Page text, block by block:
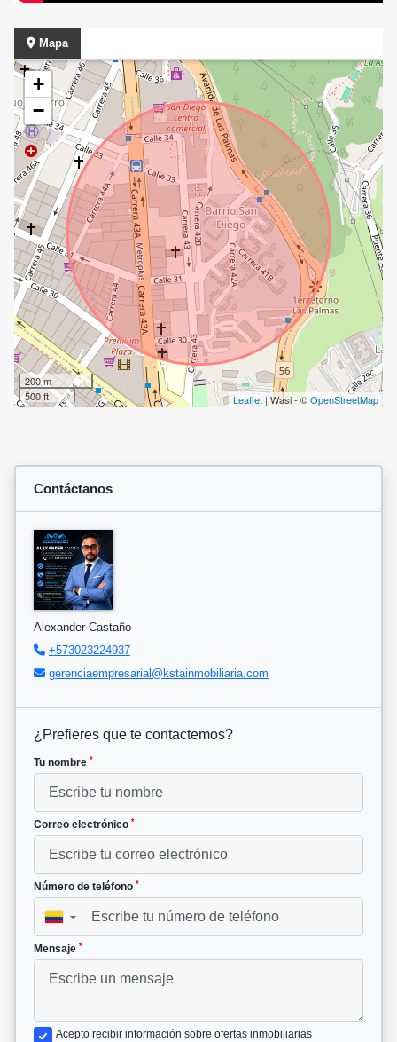
Mapa
+
−
200 m
500 ft
Leaflet | Wasi - ©OpenStreetMap
Contáctanos
Alexander Castaño
+573023224937
gerenciaempresarial@kstainmobiliaria.com
¿Prefieres que te contactemos?
Tu nombre *
Correo electrónico *
Número de teléfono *
▼
Mensaje *
Acepto recibir información sobre ofertas inmobiliarias